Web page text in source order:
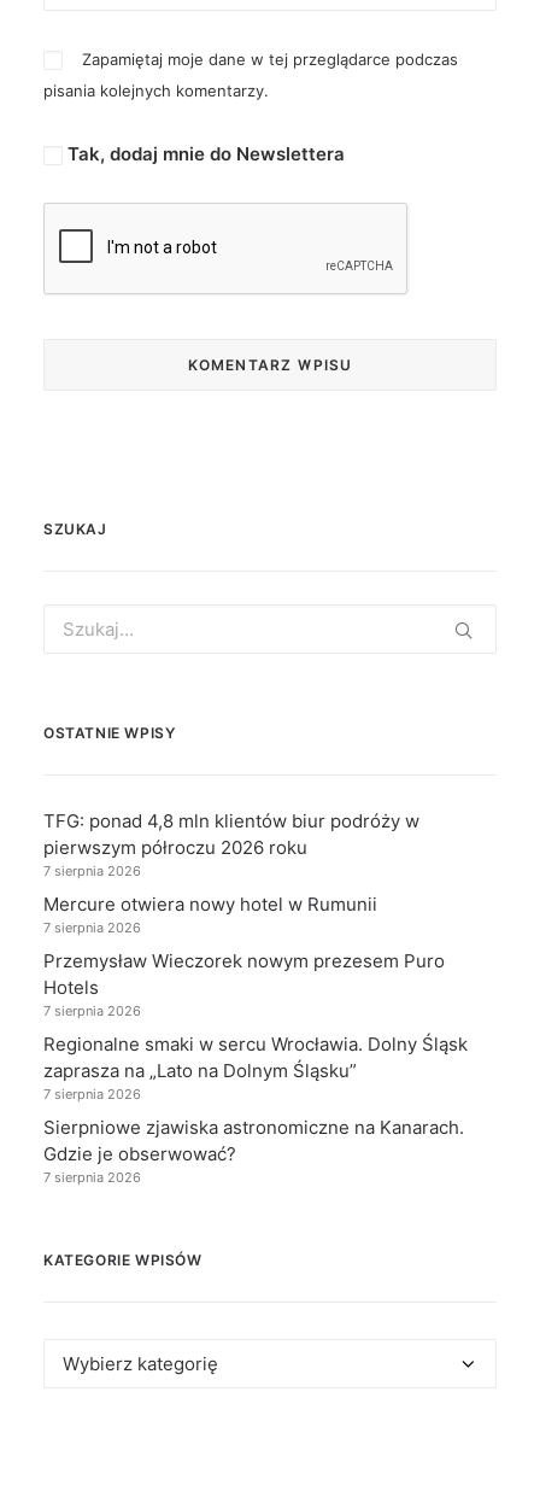
Zapamiętaj moje dane w tej przeglądarce podczas
pisania kolejnych komentarzy.
Tak, dodaj mnie do Newslettera
SZUKAJ
for:
OSTATNIE WPISY
TFG: ponad 4,8 mln klientów biur podróży w
pierwszym półroczu 2026 roku
7 sierpnia 2026
Mercure otwiera nowy hotel w Rumunii
7 sierpnia 2026
Przemysław Wieczorek nowym prezesem Puro
Hotels
7 sierpnia 2026
Regionalne smaki w sercu Wrocławia. Dolny Śląsk
zaprasza na „Lato na Dolnym Śląsku”
7 sierpnia 2026
Sierpniowe zjawiska astronomiczne na Kanarach.
Gdzie je obserwować?
7 sierpnia 2026
KATEGORIE WPISÓW
Kategorie